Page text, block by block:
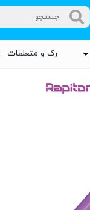
رک و متعلقات